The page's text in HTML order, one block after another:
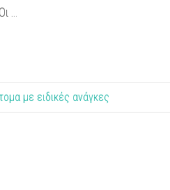
…
με ειδικές ανάγκες